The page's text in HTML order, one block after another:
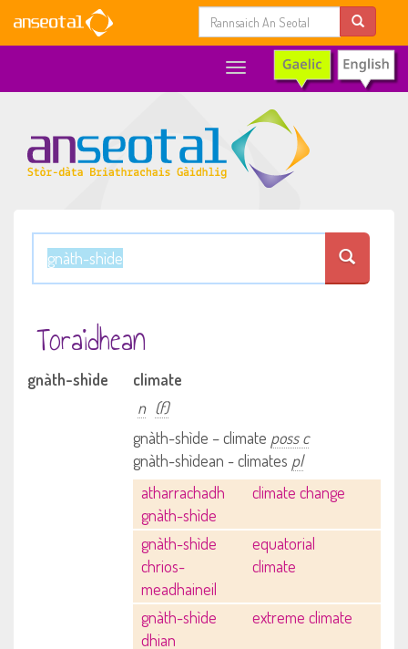
Toggle
navigation
Toraidhean
gnàth-shìde
climate
n (f)
gnàth-shìde – climate poss c
gnàth-shìdean - climates pl
atharrachadh
gnàth-shìde
climate change
gnàth-shìde
chrios-
meadhaineil
equatorial
climate
gnàth-shìde
dhian
extreme climate